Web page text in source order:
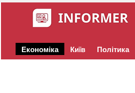
Економіка Київ Політика